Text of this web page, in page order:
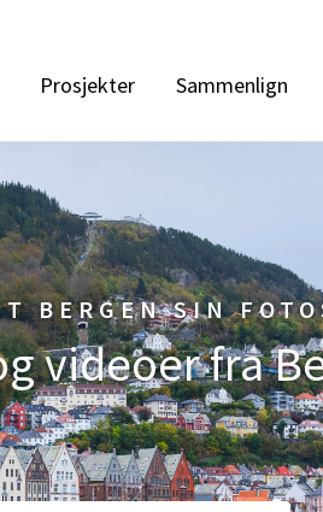
Prosjekter Sammenlign
BERGEN SIN
videoer fra